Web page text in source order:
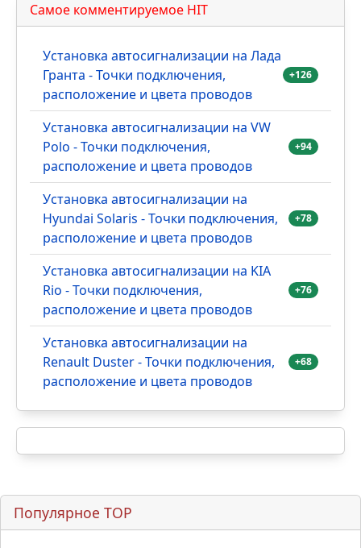
Самое комментируемое HIT
Установка автосигнализации на Лада
Гранта - Точки подключения,
расположение и цвета проводов
+126
Установка автосигнализации на VW
Polo - Точки подключения,
расположение и цвета проводов
+94
Установка автосигнализации на
Hyundai Solaris - Точки подключения,
расположение и цвета проводов
+78
Установка автосигнализации на KIA
Rio - Точки подключения,
расположение и цвета проводов
+76
Установка автосигнализации на
Renault Duster - Точки подключения,
расположение и цвета проводов
+68
Популярное TOP